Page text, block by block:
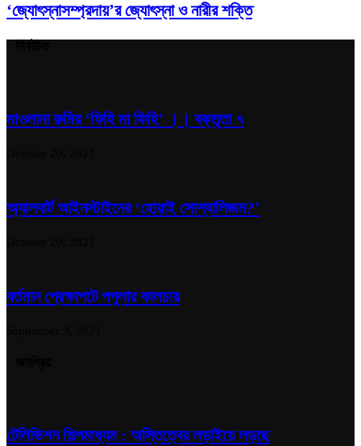
‘জ্যোৎস্নাসম্প্রদায়’র জ্যোৎস্না ও নারীর শক্তি
মাওলানা রুমির ‘ফিহি মা ফিহি’ ।। বক্তৃতা ৭
অ্যালবার্ট আইনস্টাইনের ‘হোয়াই সোশ্যালিজম?’
বর্তমান প্রেক্ষাপটে পপুলার কালচার
টেলিভিশন শিল্পমাধ্যম : অস্তিত্বের লড়াইয়ে লড়ছে